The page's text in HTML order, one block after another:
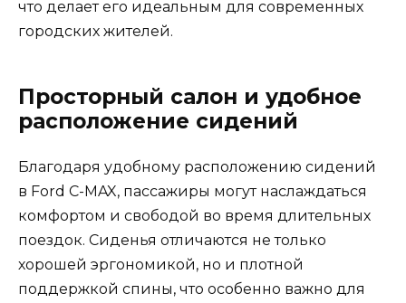
что делает его идеальным для современных
городских жителей.
Просторный салон и удобное
расположение сидений
Благодаря удобному расположению сидений
в Ford C-MAX, пассажиры могут наслаждаться
комфортом и свободой во время длительных
поездок. Сиденья отличаются не только
хорошей эргономикой, но и плотной
поддержкой спины, что особенно важно для